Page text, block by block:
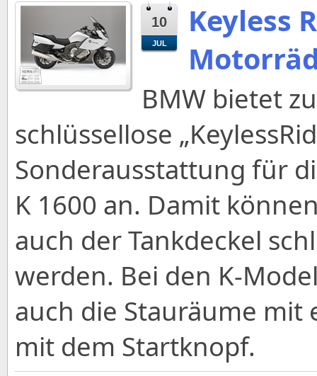
10
JUL
Keyless
BMW bietet
schlüssellose
Sonderausstattung für
K 1600 an. Damit
auch der Tankdeckel
werden. Bei den K-
auch die Stauräume mit
mit dem Startknopf.